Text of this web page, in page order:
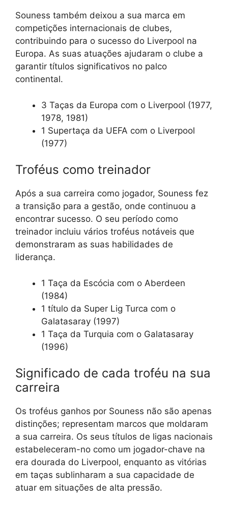
Souness também deixou a sua marca em
competições internacionais de clubes,
contribuindo para o sucesso do Liverpool na
Europa. As suas atuações ajudaram o clube a
garantir títulos significativos no palco
continental.
3 Taças da Europa com o Liverpool (1977,
1978, 1981)
1 Supertaça da UEFA com o Liverpool
(1977)
Troféus como treinador
Após a sua carreira como jogador, Souness fez
a transição para a gestão, onde continuou a
encontrar sucesso. O seu período como
treinador incluiu vários troféus notáveis que
demonstraram as suas habilidades de
liderança.
1 Taça da Escócia com o Aberdeen
(1984)
1 título da Super Lig Turca com o
Galatasaray (1997)
1 Taça da Turquia com o Galatasaray
(1996)
Significado de cada troféu na sua
carreira
Os troféus ganhos por Souness não são apenas
distinções; representam marcos que moldaram
a sua carreira. Os seus títulos de ligas nacionais
estabeleceram-no como um jogador-chave na
era dourada do Liverpool, enquanto as vitórias
em taças sublinharam a sua capacidade de
atuar em situações de alta pressão.